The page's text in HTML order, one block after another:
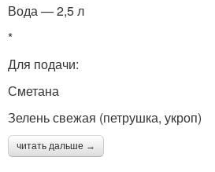
Вода — 2,5 л
*
Для подачи:
Сметана
Зелень свежая (петрушка, укроп)
читать дальше →